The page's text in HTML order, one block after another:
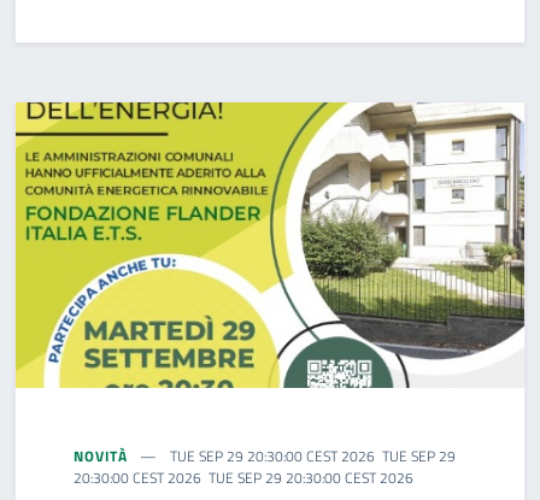
NOVITÀ
TUE SEP 29 20:30:00 CEST 2026 TUE SEP 29
20:30:00 CEST 2026 TUE SEP 29 20:30:00 CEST 2026